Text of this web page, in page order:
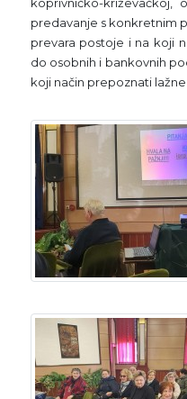
koprivničko-križevačkoj,
predavanje s konkretnim
prevara postoje i na koji
do osobnih i bankovnih
koji način prepoznati